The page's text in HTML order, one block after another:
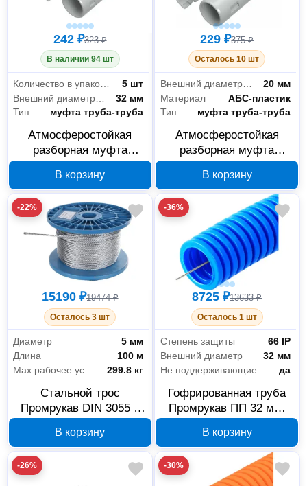
242 ₽323 ₽
В наличии 94 шт
5 шт
32 мм
Тип
муфта труба-труба
Атмосферостойкая
разборная муфта
PR13.0432
В корзину
229 ₽375 ₽
Осталось 10 шт
Внешний диаметр трубы
20 мм
Материал
АБС-пластик
Тип
муфта труба-труба
Атмосферостойкая
разборная муфта
PR13.0430
В корзину
-22%
15190 ₽19474 ₽
Осталось 3 шт
Диаметр
5 мм
Длина
100 м
299.8 кг
Стальной трос
Промрукав DIN 3055 5
В корзину
-36%
8725 ₽13633 ₽
Осталось 1 шт
Степень защиты
66 IP
Внешний диаметр
32 мм
да
Гофрированная труба
Промрукав ПП 32 мм,
PR02.0078
В корзину
-26% -30%